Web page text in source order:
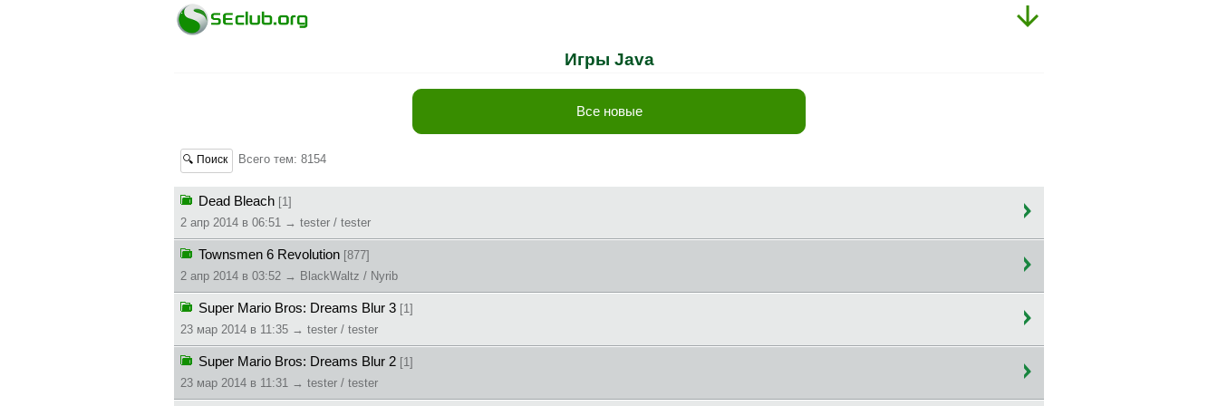
Игры Java
Все новые
🔍 Поиск Всего тем: 8154
Dead Bleach [1]
2 апр 2014 в 06:51 → tester / tester
Townsmen 6 Revolution [877]
2 апр 2014 в 03:52 → BlackWaltz / Nyrib
Super Mario Bros: Dreams Blur 3 [1]
23 мар 2014 в 11:35 → tester / tester
Super Mario Bros: Dreams Blur 2 [1]
23 мар 2014 в 11:31 → tester / tester